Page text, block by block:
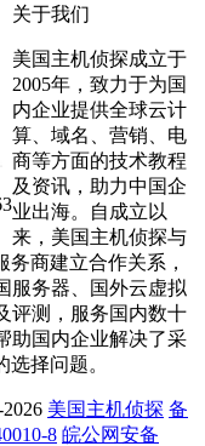
关于我们
美国主机侦探成立于
2005年，致力于为国
内企业提供全球云计
算、域名、营销、电
商等方面的技术教程
及资讯，助力中国企
业出海。自成立以
来，美国主机侦探与
务商建立合作关系，
服务器、国外云虚拟
评测，服务国内数十
助国内企业解决了采
择问题。
美国主机侦探 备
8 皖公网安备